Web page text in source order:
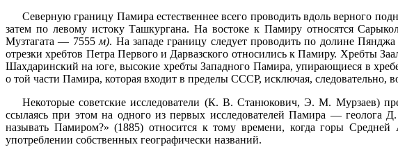
Северную границу Памира естественнее всего проводить вдоль верного
затем по левому истоку Ташкургана. На востоке к Памиру относятся
Музтагата — 7555 м). На западе границу следует проводить по долине
отрезки хребтов Петра Первого и Дарвазского относились к Памиру. Хребты
Шахдаринский на юге, высокие хребты Западного Памира, упирающиеся в
о той части Памира, которая входит в пределы СССР, исключая, следовательно,
Некоторые советские исследователи (К. В. Станюкович, Э. М. Мурзаев)
ссылаясь при этом на одного из первых исследователей Памира —
называть Памиром?» (1885) относится к тому времени, когда горы
употреблении собственных географически названий.